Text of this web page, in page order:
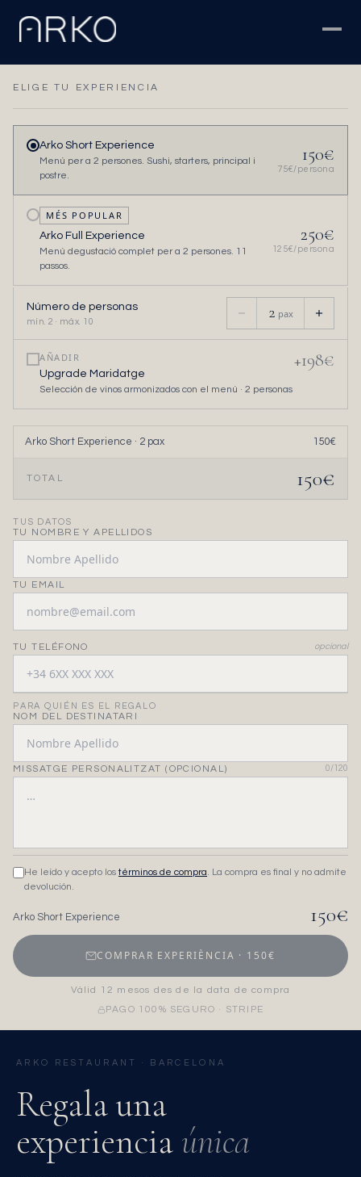
ARKO RESTAURANT · BARCELONA
Regala una
experiencia única
ELIGE TU EXPERIENCIA
Arko Short Experience
Menú per a 2 persones. Sushi, starters, principal i
postre.
150€
75€/persona
MÉS POPULAR
Arko Full Experience
Menú degustació complet per a 2 persones. 11
passos.
250€
125€/persona
Número de personas
mín. 2 · máx. 10 2 pax
AÑADIR
Upgrade Maridatge
Selección de vinos armonizados con el menú · 2 personas
+198€
Arko Short Experience · 2 pax 150€
TOTAL 150€
TUS DATOS
TU NOMBRE Y APELLIDOS
TU EMAIL
TU TELÉFONO opcional
PARA QUIÉN ES EL REGALO
NOM DEL DESTINATARI
MISSATGE PERSONALITZAT (OPCIONAL) 0/120
He leído y acepto lostérminos de compra. La compra es final y no admite
devolución.
Arko Short Experience 150€
COMPRAR EXPERIÈNCIA · 150€
Vàlid 12 mesos des de la data de compra
PAGO 100% SEGURO · STRIPE